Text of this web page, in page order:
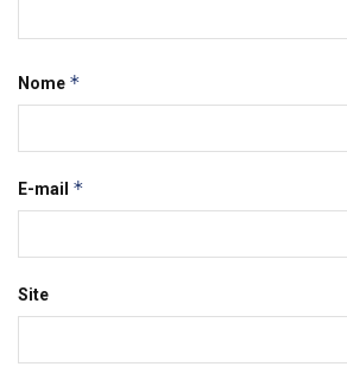
Nome *
E-mail *
Site